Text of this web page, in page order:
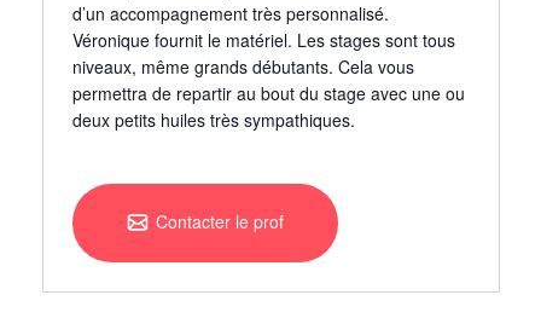
d’un accompagnement très personnalisé.
Véronique fournit le matériel. Les stages sont tous
niveaux, même grands débutants. Cela vous
permettra de repartir au bout du stage avec une ou
deux petits huiles très sympathiques.
Contacter le prof